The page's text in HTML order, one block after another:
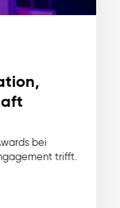
bei
trifft.